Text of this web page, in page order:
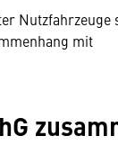
mit